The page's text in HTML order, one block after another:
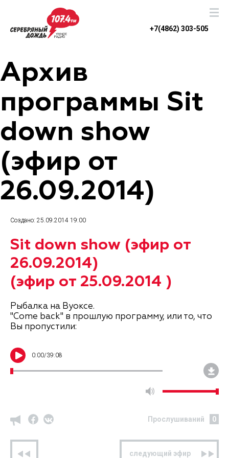
+7(4862) 303-505
Архив
программы Sit
down show
(эфир от
26.09.2014)
Создано: 25.09.2014 19:00
Sit down show (эфир от
26.09.2014)
(эфир от 25.09.2014 )
Рыбалка на Вуоксе.
"Come back" в прошлую программу, или то, что
Вы пропустили:
0:00/39:08
Прослушиваний 0
следующий эфир